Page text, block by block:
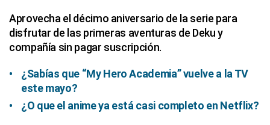
Aprovecha el décimo aniversario de la serie para
disfrutar de las primeras aventuras de Deku y
compañía sin pagar suscripción.
¿Sabías que “My Hero Academia” vuelve a la TV
este mayo?
¿O que el anime ya está casi completo en Netflix?